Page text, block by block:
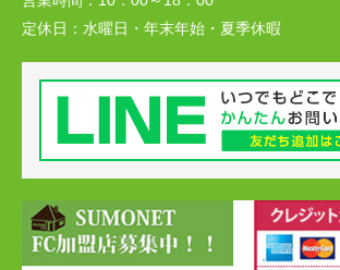
定休日： 水曜日・年末年始・夏季休暇